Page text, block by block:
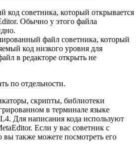
код советника, который открывается
Обычно у этого файла
файл советника, который
код низкого уровня для
в редакторе открыть не
по отдельности.
скрипты, библиотеки
в терминале языке
Для написания кода используют
Если у вас советник с
вы также можете посмотреть его